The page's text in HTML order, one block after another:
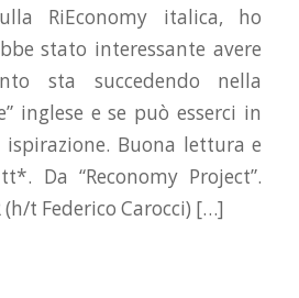
RiEconomy italica, ho
stato interessante avere
sta succedendo nella
inglese e se può esserci in
Buona lettura e
Da “Reconomy Project”.
t Federico Carocci) […]